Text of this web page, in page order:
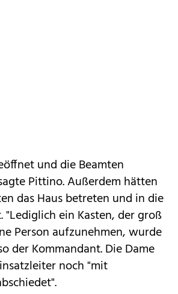
und die Beamten
Pittino. Außerdem hätten
das Haus betreten und in die
"Lediglich ein Kasten, der groß
Person aufzunehmen, wurde
der Kommandant. Die Dame
noch "mit